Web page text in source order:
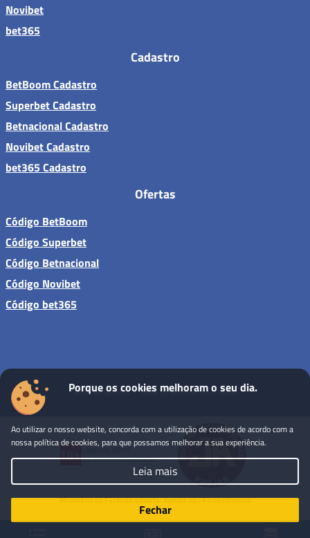
Novibet
bet365
Cadastro
BetBoom Cadastro
Superbet Cadastro
Betnacional Cadastro
Novibet Cadastro
bet365 Cadastro
Ofertas
Código BetBoom
Código Superbet
Código Betnacional
Código Novibet
Código bet365
Sites de apostas - Todos os direitos reservados
Porque os cookies melhoram o seu dia.
Ao utilizar o nosso website, concorda com a utilização de cookies de acordo com a
nossa política de cookies, para que possamos melhorar a sua experiência.
Leia mais
Fechar
Ministério da Fazenda adverte: Aposta não é investimento